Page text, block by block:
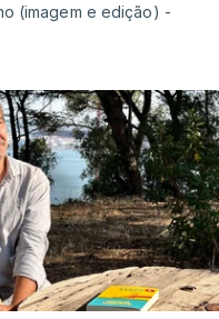
(imagem e edição) -